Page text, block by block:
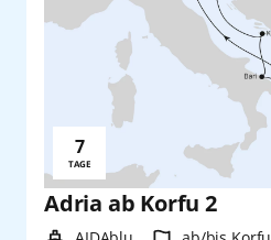
Adria ab Korfu 2
Reisedauer:
7
TAGE